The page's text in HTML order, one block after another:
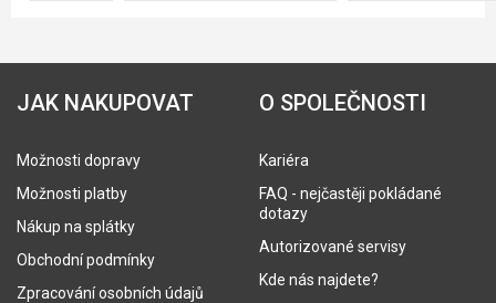
JAK NAKUPOVAT
Možnosti dopravy
Možnosti platby
Nákup na splátky
Obchodní podmínky
Zpracování osobních údajů
O SPOLEČNOSTI
Kariéra
FAQ - nejčastěji pokládané
dotazy
Autorizované servisy
Kde nás najdete?